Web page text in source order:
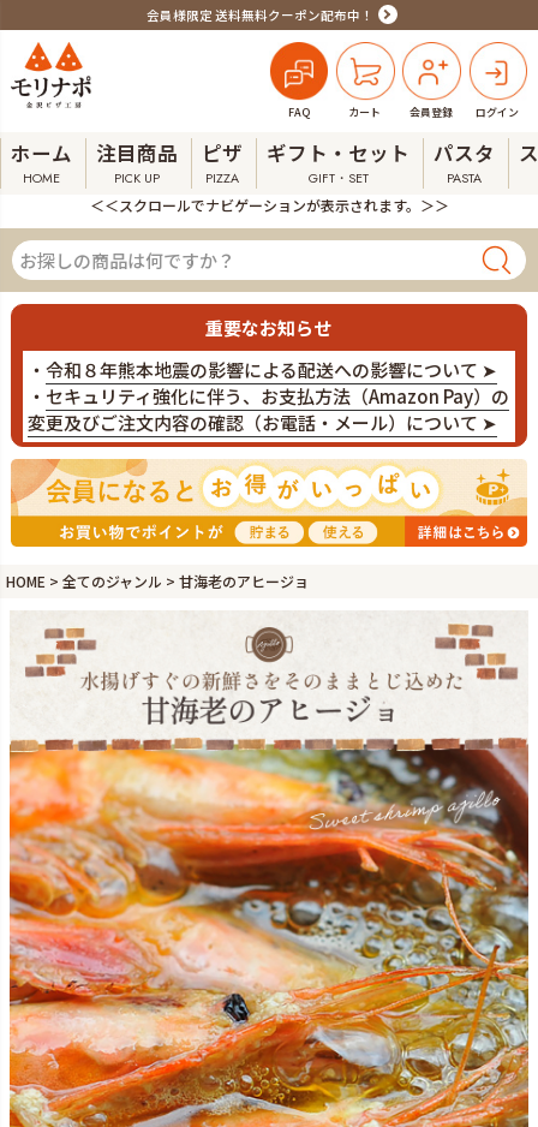
会員様限定 送料無料クーポン配布中！
FAQ カート 会員登録 ログイン
ホーム
HOME
注目商品
PICK UP
ピザ
PIZZA
ギフト・セット
GIFT・SET
パスタ
PASTA
＜＜スクロールでナビゲーションが表示されます。＞＞
重要なお知らせ
・ 令和８年熊本地震の影響による配送への影響について ➤
・ セキュリティ強化に伴う、お支払方法（Amazon Pay）の
変更及びご注文内容の確認（お電話・メール）について ➤
HOME 全てのジャンル 甘海老のアヒージョ